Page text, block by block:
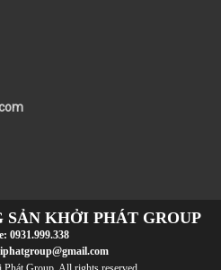
SẢN KHỞI PHÁT GROUP
0931.999.338